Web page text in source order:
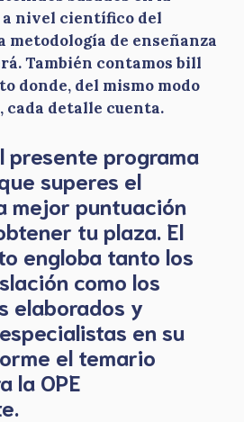
nivel científico del
metodología de enseñanza
También contamos bill
donde, del mismo modo
cada detalle cuenta.
presente programa
superes el
mejor puntuación
tu plaza. El
engloba tanto los
como los
elaborados y
en su
el temario
la OPE